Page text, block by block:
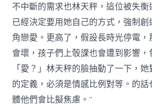
不中斷的需求也林天秤，這位被失衡
已經決定要用她自己的方式，強制
角戀愛。更高了，假設長時光停電
會壞，孩子們上彀課也會遭到影響，
「愛？」林天秤的臉抽動了一下，
的定義，必須是情感比例對等。的
體他們會比擬焦慮。”